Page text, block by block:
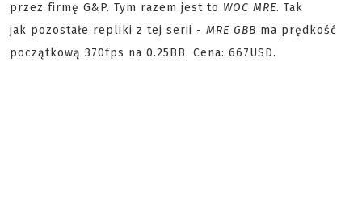
przez firmę G&P. Tym razem jest to WOC MRE. Tak
jak pozostałe repliki z tej serii - MRE GBB ma prędkość
początkową 370fps na 0.25BB. Cena: 667USD.